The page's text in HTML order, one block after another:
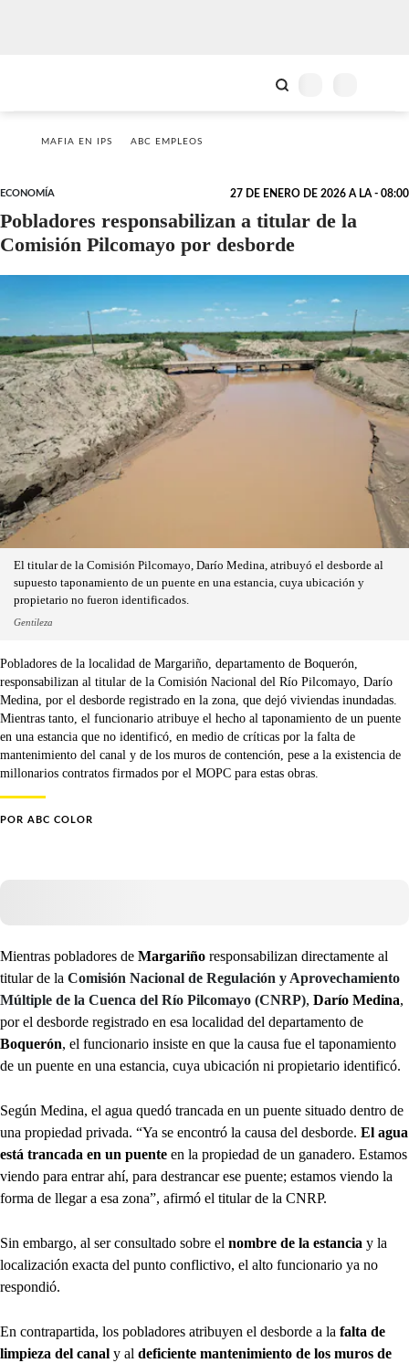
MAFIA EN IPS ABC EMPLEOS
ECONOMÍA 27 DE ENERO DE 2026 A LA - 08:00
Pobladores responsabilizan a titular de la
Comisión Pilcomayo por desborde
El titular de la Comisión Pilcomayo, Darío Medina, atribuyó el desborde al
supuesto taponamiento de un puente en una estancia, cuya ubicación y
propietario no fueron identificados.
Gentileza
Pobladores de la localidad de Margariño, departamento de Boquerón,
responsabilizan al titular de la Comisión Nacional del Río Pilcomayo, Darío
Medina, por el desborde registrado en la zona, que dejó viviendas inundadas.
Mientras tanto, el funcionario atribuye el hecho al taponamiento de un puente
en una estancia que no identificó, en medio de críticas por la falta de
mantenimiento del canal y de los muros de contención, pese a la existencia de
millonarios contratos firmados por el MOPC para estas obras.
POR ABC COLOR
Mientras pobladores de Margariño responsabilizan directamente al
titular de la Comisión Nacional de Regulación y Aprovechamiento
Múltiple de la Cuenca del Río Pilcomayo (CNRP), Darío Medina,
por el desborde registrado en esa localidad del departamento de
Boquerón, el funcionario insiste en que la causa fue el taponamiento
de un puente en una estancia, cuya ubicación ni propietario identificó.
Según Medina, el agua quedó trancada en un puente situado dentro de
una propiedad privada. “Ya se encontró la causa del desborde. El agua
está trancada en un puente en la propiedad de un ganadero. Estamos
viendo para entrar ahí, para destrancar ese puente; estamos viendo la
forma de llegar a esa zona”, afirmó el titular de la CNRP.
Sin embargo, al ser consultado sobre el nombre de la estancia y la
localización exacta del punto conflictivo, el alto funcionario ya no
respondió.
En contrapartida, los pobladores atribuyen el desborde a la falta de
limpieza del canal y al deficiente mantenimiento de los muros de